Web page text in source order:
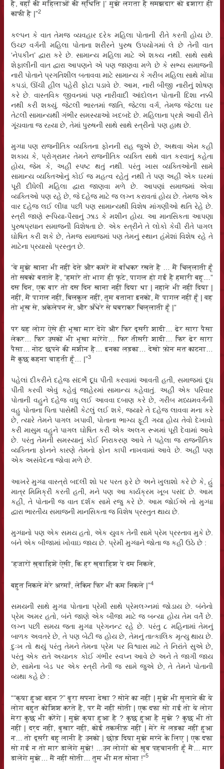
है, वहाँ की महिलाओं की स्थिति |’ मुझे लगता है समझदार को इशारा ही
काफी है |”2
કલ્પન કે વાત તેમજ વ્યવહાર દરેક મહિલા પોતાની રીતે કરતી હોય છે.
ઉચ્છ વર્ગની મહિલા પોતાના શરીરને પુરુષ ઉપયોગમાં લે છે તેની વાત
‘નેપકીન’ દ્વારા કરે છે. સામાન્ય મહિલા માટે એ શક્ય નથી. સાથે સાથે
શેફાલીની વાત દ્વારા આપણને એ પણ જાણવા મળે છે કે સભ્ય સમાજની
નારી પોતાને પ્રગતિશીલ બતાવવા માટે સામાન્ય કે ગરીબ મહિલા સાથે મોંઘા
કપડાં, ઊંચી હીલ પહેરી ફોટા પડાવે છે. આમ, નારી બીજી નારીનું શોષણ
કરે છે. વાસ્તવિક જીવનમાં પણ નારીવાદી આંદોલન પોતાની દિશા નક્કી
નથી કરી શક્યું. જેટલી ભારતમાં જાતિ, જેટલા વર્ગ, તેમજ જેટલા ઘર
તેટલી સામાન્યથી ગંભીર સમસ્યાઓ ખદબદે છે. મહિલાના પ્રશ્નો આવી રીતે
ગૂંચવાતા જ રહ્યા છે, તેમાં પુરુષની સાથે સાથે સ્ત્રીનો પણ હાથ છે.
મુગ્ધા પણ રાજનીતિક વ્યક્તિના ફોનની રાહ જુએ છે, અથવા એમ કહી
શકાય કે, પ્રોગ્રામર તેમને રાજનીતિક વ્યક્તિ સાથે વાત કરવાનું કહેતા
હોય, જેમ કે, અહીં સ્પષ્ટ થતું નથી. પરંતુ ખાસ વ્યક્તિઓની સામે
સામાન્ય વ્યક્તિઓનું કોઈ જ મહત્વ રહેતું નથી તે પણ અહીં એક ઘરમાં
પૂરી દીધેલી મહિલા દ્વારા જાણવા મળે છે. આપણાં સમાજમાં એવા
વ્યક્તિઓ પણ રહે છે, જે દહેજ માટે જ લગ્ન કરાવતાં હોય છે. તેમજ એક
વાર દહેજ લઈ લીધા પછી પણ સામાન્યથી વિશેષ માંગણીઓ થતિ રેહે છે.
સ્ત્રી જાણે રૂપિયા-પૈસાનું ઝાડ કે મશીન હોય. આ માનસિકતા આપણા
પુરુષપ્રધાન સમાજની વિશેષતા છે. એક સ્ત્રીને તે લોકો કેવી રીતે પાગલ
ઘોષિત કરી શકે છે, તેમજ સમાજમાં પણ તેમનું સ્થાન હંમેશાં વિશેષ રહે તે
માટેના પ્રયાસો પ્રસ્તુત છે.
“वे मुझे खाना भी नहीं देते और कमरें में बाँधकर रखते हैं … मैं चिल्लाती हूँ
तो सबको बताते हैं, “हमारे तो भाग ही फूटे, पागल हो गई है हमारी बहू…”
दस दिन, एक बार तो दस दिन खाना नहीं दिया था | नहाने भी नहीं दिया |
नहीं, मैं पागल नहीं, बिलकुल नहीं, तुम बताना इनको, मैं पागल नहीं हूँ | वह
तो भूख से, अकेलेपन से, और अँधेरे से घबराकर चिल्लाती हूँ |”
पर यह लोग ऐसे ही भूखा मार देंगे और फिर दूसरी शादी… ढेर सारा पैसा
लेकर… फिर उसकों भी भूखा मारेंगे… फिर तीसरी शादी… फिर ढेर सारा
पैसा… नोट छपने की मशीन है… इनका लड़का… देखो फ़ोन मत काटना…
मैं कुछ कहना चाहती हूँ… |”3
પહેલાં દીકરીને દહેજ સંદર્ભે દૂધ પીતી કરવામાં આવતી હતી, સમાજમાં દૂધ
પીતી કરવી એવું કહેવું જાહેરમાં સામાન્ય કહેવાતું. અહીં એક પરિવાર
પોતાની વહુને દહેજ વધુ લઈ આવવા દબાણ કરે છે, ગરીબ મધ્યમવર્ગની
વહુ પોતાના પિતા પાસેથી કેટલું લઈ શકે, જયારે તે દહેજ લાવવા મના કરે
છે, ત્યારે તેમને પાગલ ખપાવી, પોતાના ભાગ્ય ફૂટી ગયા હોય તેવો દેખાવો
કરી માસુમ વહુને પાગલ ઘોષિત કરી એક અલગ રૂમમાં પૂરી દેવામાં આવે
છે. પરંતુ તેમની સમસ્યાનું કોઈ નિરાકરણ આવે તે પહેલા જ રાજનીતિક
વ્યક્તિના ફોનને કારણે તેમનો ફોન કાપી નાખવામાં આવે છે. અહીં પણ
એક અસંવેદના જોવા મળે છે.
આખરે મુગ્ધા વાસ્ત્રો બદલી શો પર પરત ફરે છે અને ખુલાશો કરે છે કે, હું
માત્ર મિમિક્રી કરતી હતી, મને પણ આ કાર્યક્રમ ખૂબ પસંદ છે. આમ
કહી, તે પોતાની જ વાત દર્શક સામે રજુ કરે છે. આમ જોઈએ તો મુગ્ધા
દ્વારા ભારતીય સમાજની માનસિકતા જ વિશેષ પ્રસ્તુત થાય છે.
મુગ્ધાનો પણ એક સમય હતો, એક યુવક તેની સામે પ્રેમ પ્રસ્તાવ મુકે છે.
બંને એક બીજામાં ખોવાઇ જાય છે. પ્રેમી મુગ્ધાને જોતા જ કહી ઉઠે છે :
“हजारों ख़्वाहिशें ऐसी, कि हर ख्वाहिश पे दम निकले,
बहुत निकले मेरे अरमाँ, लेकिन फिर भी कम निकले |”4
સમયની સાથે મુગ્ધા પોતાના પ્રેમી સાથે પ્રેમલગ્નમાં જોડાય છે. બંનેનો
પ્રેમ અમર હતો, બંને જાણે એક બીજા માટે જ બન્યા હોય તેમ વર્તે છે.
લગ્ન પછી સમય જતા મુગ્ધા પ્રેગનન્ટ રહે છે. પરંતુ ૮ મહિનામાં તેમનું
બાળક અવતરે છે, તે પણ બેટી જ હોય છે, તેમનું તાત્કાલિક મૃત્યુ થાય છે.
દુઃખ તો થયું પરંતુ તેમને તેમના પ્રેમ પર વિશ્વાસ માટે તે નિરાંતે સુએ છે,
પરંતુ એક રાતે અચાનક કોઈ ગંભીર સ્વપ્ન આવે છે અને તે જાગી જાય
છે, સામેના બેડ પર એક સ્ત્રી તેની જ સામે જુએ છે, તે તેમને પોતાની
વ્યથા કહે છે :
““क्या हुआ बहन ?” बुरा सपना देखा ? सोने का नहीं | मुझे भी सुलाने की ये
लोग बहुत कोशिश करते हैं, पर मैं नहीं सोती | एक दफा सो गई तो ये लोग
मेरा कुछ भी करेंगे | मुझे क्या हुआ है ? कुछ हुआ है मुझे ? कुछ भी तो
नहीं | दर्द नहीं, बुखार नहीं, कोई तकलीफ़ नहीं | मेरे से लड़का नहीं हुआ
न… तो दूसरी बहू लानी है उनको | छोड़ दिया मुझे मरने के लिए | एक दफा
सो गई न तो मार डालेंगे मुझे! …उन लोगों को ख़ूब पहचानती हूँ मैं… मार
डालेंगे मुझे… मैं नहीं सोती… तुम भी मत सोना !”5